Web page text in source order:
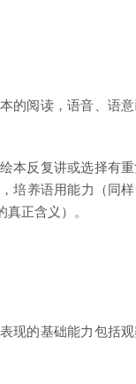
的阅读，语音、语
本反复讲或选择有
培养语用能力（同
正含义）。
现的基础能力包括